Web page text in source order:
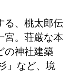
る、桃太郎伝
宮。荘厳な本
の神社建築
」など、境